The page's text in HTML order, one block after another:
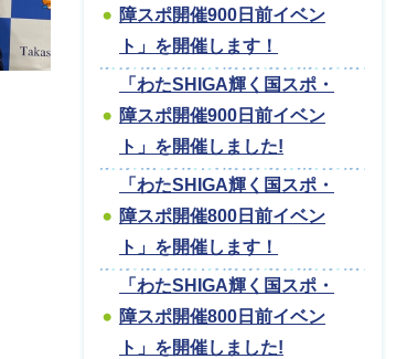
障スポ開催900日前イベン
ト」を開催します！
「わたSHIGA輝く国スポ・
障スポ開催900日前イベン
ト」を開催しました!
「わたSHIGA輝く国スポ・
障スポ開催800日前イベン
ト」を開催します！
「わたSHIGA輝く国スポ・
障スポ開催800日前イベン
ト」を開催しました!